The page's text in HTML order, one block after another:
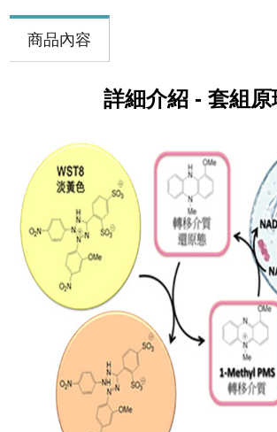
商品內容
詳細介紹 - ​套組原